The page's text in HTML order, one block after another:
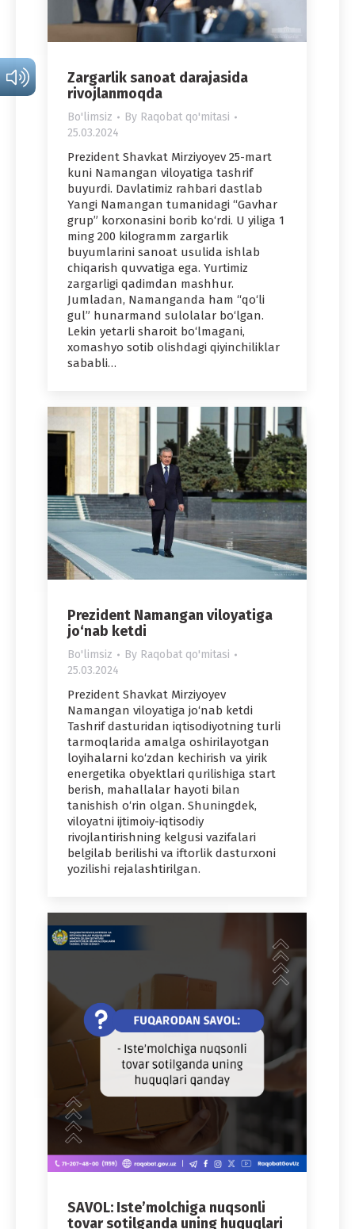
Zargarlik sanoat darajasida
rivojlanmoqda
Bo'limsiz By Raqobat qo'mitasi
25.03.2024
Prezident Shavkat Mirziyoyev 25-mart
kuni Namangan viloyatiga tashrif
buyurdi. Davlatimiz rahbari dastlab
Yangi Namangan tumanidagi “Gavhar
grup” korxonasini borib ko‘rdi. U yiliga 1
ming 200 kilogramm zargarlik
buyumlarini sanoat usulida ishlab
chiqarish quvvatiga ega. Yurtimiz
zargarligi qadimdan mashhur.
Jumladan, Namanganda ham “qo‘li
gul” hunarmand sulolalar bo‘lgan.
Lekin yetarli sharoit bo‘lmagani,
xomashyo sotib olishdagi qiyinchiliklar
sababli…
Prezident Namangan viloyatiga
jo‘nab ketdi
Bo'limsiz By Raqobat qo'mitasi
25.03.2024
Prezident Shavkat Mirziyoyev
Namangan viloyatiga jo‘nab ketdi
Tashrif dasturidan iqtisodiyotning turli
tarmoqlarida amalga oshirilayotgan
loyihalarni ko‘zdan kechirish va yirik
energetika obyektlari qurilishiga start
berish, mahallalar hayoti bilan
tanishish o‘rin olgan. Shuningdek,
viloyatni ijtimoiy-iqtisodiy
rivojlantirishning kelgusi vazifalari
belgilab berilishi va iftorlik dasturxoni
yozilishi rejalashtirilgan.
SAVOL: Iste’molchiga nuqsonli
tovar sotilganda uning huquqlari